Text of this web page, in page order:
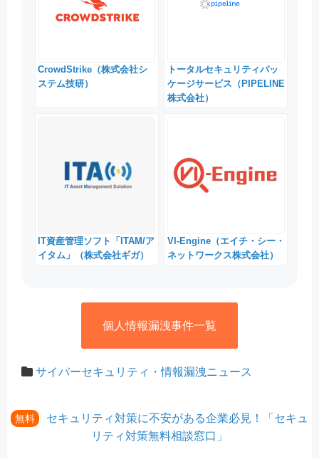
CrowdStrike（株式会社シ
ステム技研）
トータルセキュリティパッ
ケージサービス（PIPELINE
株式会社）
IT資産管理ソフト「ITAM/ア
イタム」（株式会社ギガ）
VI-Engine（エイチ・シー・
ネットワークス株式会社）
個人情報漏洩事件一覧
サイバーセキュリティ・情報漏洩ニュース
無料
セキュリティ対策に不安がある企業必見！「セキュ
リティ対策無料相談窓口」